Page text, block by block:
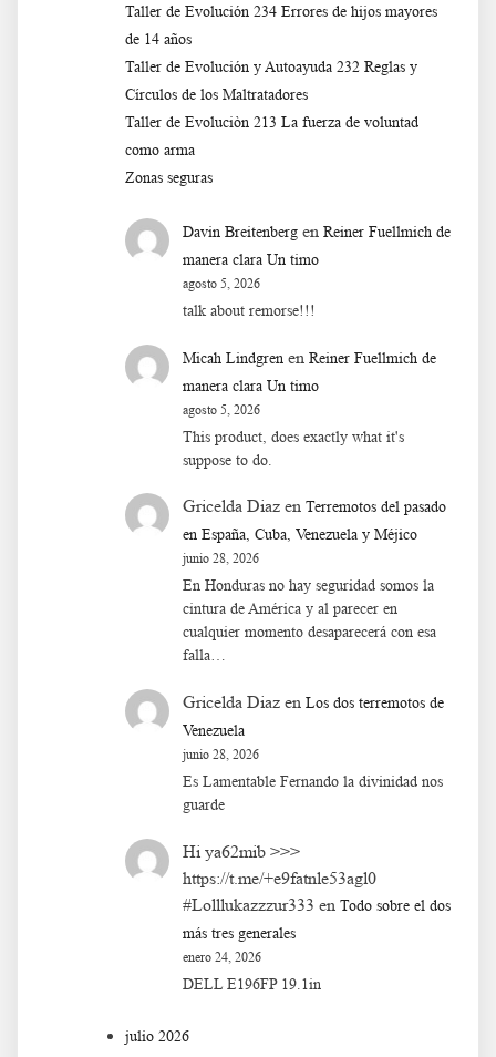
Taller de Evolución 234 Errores de hijos mayores
de 14 años
Taller de Evolución y Autoayuda 232 Reglas y
Círculos de los Maltratadores
Taller de Evoluciòn 213 La fuerza de voluntad
como arma
Zonas seguras
Davin Breitenberg en Reiner Fuellmich de
manera clara Un timo
agosto 5, 2026
talk about remorse!!!
Micah Lindgren en Reiner Fuellmich de
manera clara Un timo
agosto 5, 2026
This product, does exactly what it's
suppose to do.
Gricelda Diaz en Terremotos del pasado
en España, Cuba, Venezuela y Méjico
junio 28, 2026
En Honduras no hay seguridad somos la
cintura de América y al parecer en
cualquier momento desaparecerá con esa
falla…
Gricelda Diaz en Los dos terremotos de
Venezuela
junio 28, 2026
Es Lamentable Fernando la divinidad nos
guarde
Hi ya62mib >>>
https://t.me/+e9fatnle53agl0
#Lolllukazzzur333 en Todo sobre el dos
más tres generales
enero 24, 2026
DELL E196FP 19.1in
julio 2026